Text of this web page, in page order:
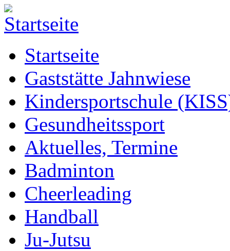
Startseite
Gaststätte Jahnwiese
Kindersportschule
Gesundheitssport
Aktuelles, Termine
Badminton
Cheerleading
Handball
Ju-Jutsu